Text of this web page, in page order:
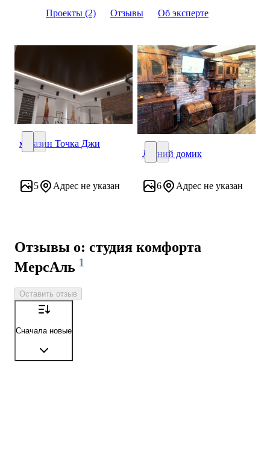
Проекты (2) Отзывы Об эксперте
магазин Точка Джи
5 Адрес не указан
Летний домик
6 Адрес не указан
Отзывы о: студия комфорта
МерсАль 1
Оставить отзыв
Сначала новые